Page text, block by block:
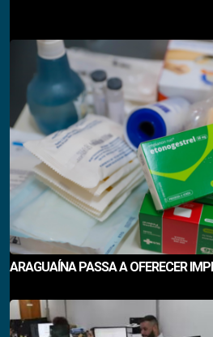
ARAGUAÍNA PASSA A OFERECER